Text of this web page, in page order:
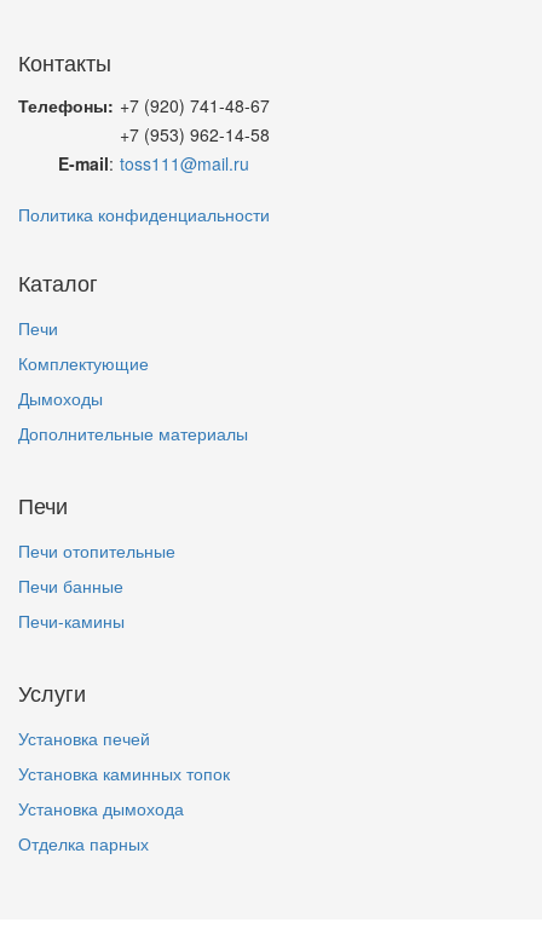
Контакты
Телефоны: +7 (920) 741-48-67
+7 (953) 962-14-58
E-mail: toss111@mail.ru
Политика конфиденциальности
Каталог
Печи
Комплектующие
Дымоходы
Дополнительные материалы
Печи
Печи отопительные
Печи банные
Печи-камины
Услуги
Установка печей
Установка каминных топок
Установка дымохода
Отделка парных